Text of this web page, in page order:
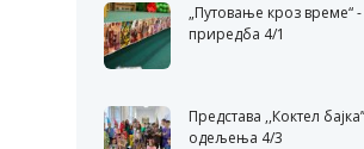
„Путовање кроз време“
приредба 4/1
Представа ,,Коктел бајка’’
одељења 4/3